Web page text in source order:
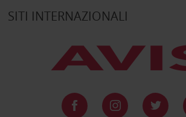
SITI INTERNAZIONALI